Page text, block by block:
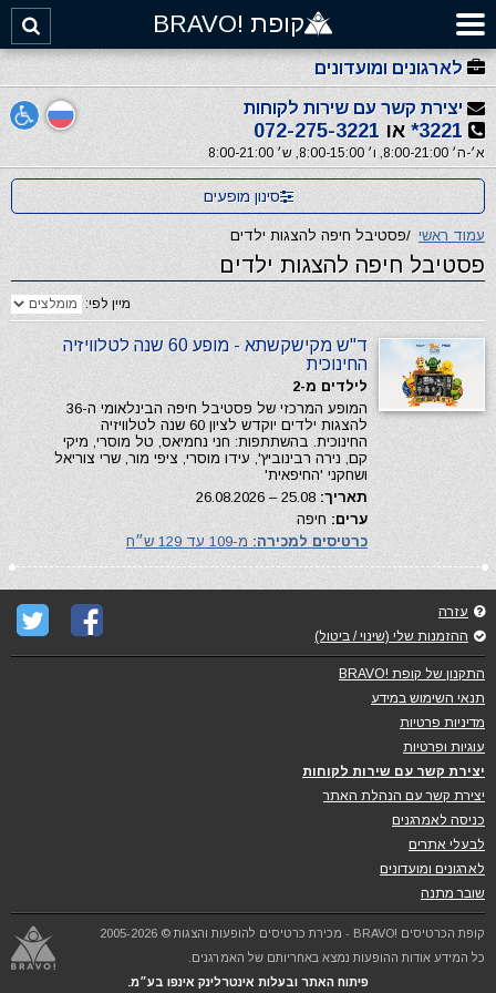
קופת !BRAVO
לארגונים ומועדונים
יצירת קשר עם שירות לקוחות
3221* או 072-275-3221
א׳-ה׳ 8:00-21:00, ו׳ 8:00-15:00, ש׳ 8:00-21:00
סינון מופעים
עמוד ראשי /פסטיבל חיפה להצגות ילדים
פסטיבל חיפה להצגות ילדים
מיין לפי:
ד"ש מקישקשתא - מופע 60 שנה לטלוויזיה
החינוכית
לילדים מ-2
המופע המרכזי של פסטיבל חיפה הבינלאומי ה-36
להצגות ילדים יוקדש לציון 60 שנה לטלוויזיה
החינוכית. בהשתתפות: חני נחמיאס, טל מוסרי, מיקי
קם, נירה רבינוביץ', עידו מוסרי, ציפי מור, שרי צוריאל
ושחקני 'החיפאית'
תאריך:
ערים: חיפה
כרטיסים למכירה: מ-109 עד 129 ש״ח
עזרה
ההזמנות שלי (שינוי / ביטול)
התקנון של קופת !BRAVO
תנאי השימוש במידע
מדיניות פרטיות
עוגיות ופרטיות
יצירת קשר עם שירות לקוחות
יצירת קשר עם הנהלת האתר
כניסה לאמרגנים
לבעלי אתרים
לארגונים ומועדונים
שובר מתנה
קופת הכרטיסים !BRAVO - מכירת כרטיסים להופעות והצגות © 2005-2026
כל המידע אודות ההופעות נמצא באחריותם של האמרגנים.
פיתוח האתר ובעלות אינטרלינק אינפו בע״מ.